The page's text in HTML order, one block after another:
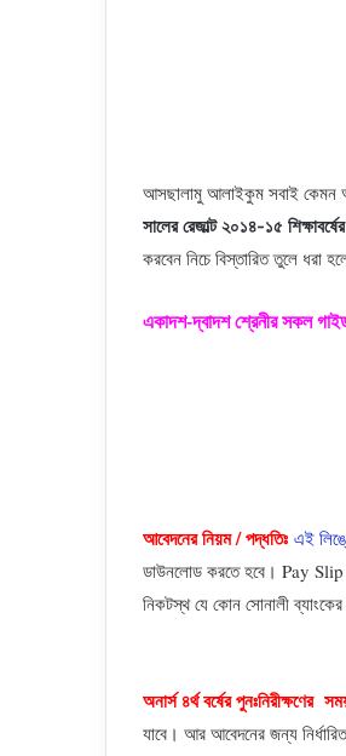
আসছালামু আলাইকুম সবাই কেমন
সালের রেজাল্ট ২০১৪-১৫ শিক্ষাবর্ষের
করবেন নিচে বিস্তারিত তুলে ধরা
একাদশ-দ্বাদশ শ্রেনীর সকল
আবেদনের নিয়ম / পদ্ধতিঃ এই
ডাউনলোড করতে হবে। Pay Slip এ
নিকটস্থ যে কোন সোনালী ব্যাংকের
অনার্স ৪র্থ বর্ষের পুনঃনিরীক্ষণের
যাবে। আর আবেদনের জন্য